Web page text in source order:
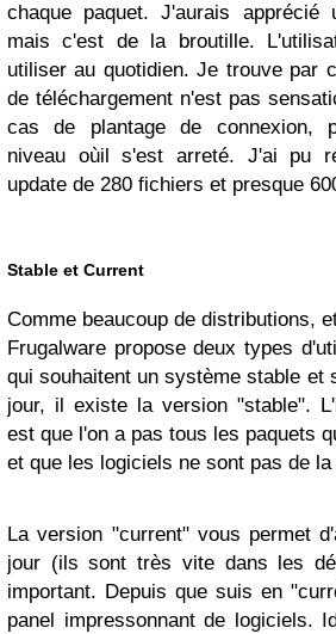
chaque paquet. J'aurais apprécié
mais c'est de la broutille.
utiliser au quotidien. Je trouve par
de téléchargement n'est pas
cas de plantage de connexion,
niveau oùil s'est arreté. J'ai pu
update de 280 fichiers et presque
Stable et Current
Comme beaucoup de distributions,
Frugalware propose deux types
qui souhaitent un système stable et
jour, il existe la version "stable".
est que l'on a pas tous les paquets
et que les logiciels ne sont pas de
La version "current" vous permet
jour (ils sont très vite dans les
important. Depuis que suis en
panel impressonnant de logiciels.